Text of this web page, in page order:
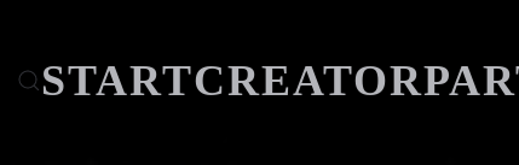
STARTCREATOR